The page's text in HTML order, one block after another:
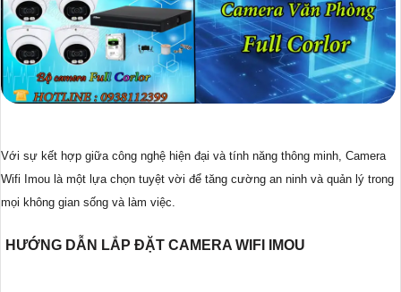
Với sự kết hợp giữa công nghệ hiện đại và tính năng thông minh, Camera
Wifi Imou là một lựa chọn tuyệt vời để tăng cường an ninh và quản lý trong
mọi không gian sống và làm việc.
HƯỚNG DẪN LẮP ĐẶT CAMERA WIFI IMOU